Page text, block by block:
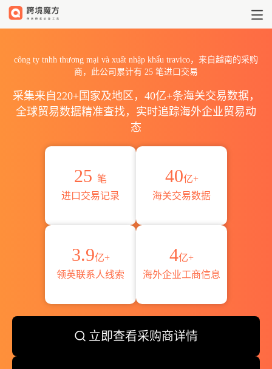
công ty tnhh thương mại và xuất nhập khẩu travico，来自越南的采购
商，此公司累计有 25 笔进口交易
采集来自220+国家及地区，40亿+条海关交易数据，
全球贸易数据精准查找，实时追踪海外企业贸易动
态
25 笔
进口交易记录
40亿+
海关交易数据
3.9亿+
领英联系人线索
4亿+
海外企业工商信息
立即查看采购商详情